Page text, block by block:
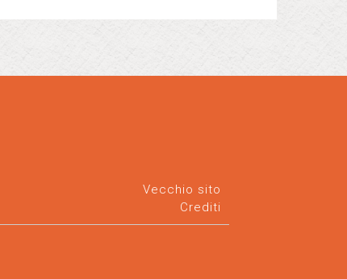
Vecchio sito
Crediti